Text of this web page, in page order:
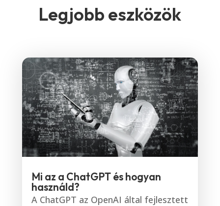
Legjobb eszközök
Mi az a ChatGPT és hogyan
használd?
A ChatGPT az OpenAI által fejlesztett